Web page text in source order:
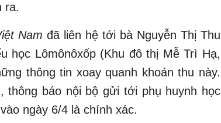
ra.
Nam đã liên hệ tới bà Nguyễn Thị Thu
học Lômônôxốp (Khu đô thị Mễ Trì Hạ,
thông tin xoay quanh khoản thu này.
thông báo nội bộ gửi tới phụ huynh học
ngày 6/4 là chính xác.